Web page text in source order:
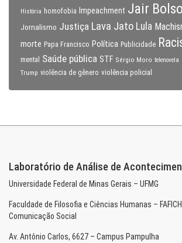
História homofobia Impeachment Jair
Jornalismo Justiça Lava Jato Lula
morte Papa Francisco Política Publicidade
mental
Saúde pública STF Sérgio Moro telenovela
Trump violência de gênero violência policial
Laboratório de Análise de
Universidade Federal de Minas Gerais – UFMG
Faculdade de Filosofia e Ciências Humanas –
Comunicação Social
Av. Antônio Carlos, 6627 – Campus Pampulha